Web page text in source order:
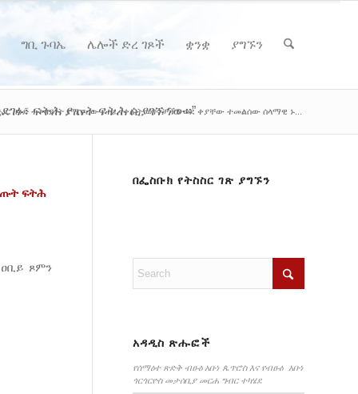
ግቢ ጉባኤ ሌሎች ድረ ገጾች ቋንቋ ያግኙን
ፍትሕ ያጡት ፍትሕ ሲያገኙ ነው፡፡”
ዘንድ ተቀባይነት የሚኖረው የተፈናቀሉት ወገኖቻችን ወደ ቀያቸው ተመልሰው ሰላማዊ ኑ...
ፍትሕ
ጾምን
በፌስቡክ የትስስር ገጽ ያግኙን
አዳዲስ ጽሑፎች
የሰማዕተ ጽድቅ ብፁዕ አቡነ ጴጥሮስ እና የብፁዕ አቡነ
ጎርጎርዮስ መታሰቢያ መርሐ ግብር ተካሄደ